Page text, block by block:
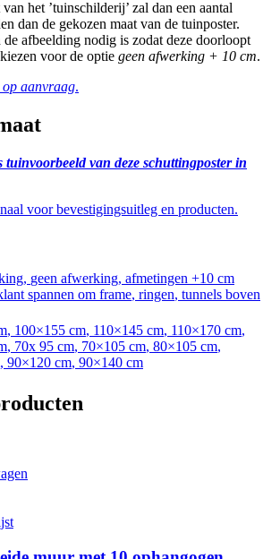
het ’tuinschilderij’ zal dan een aantal
dan de gekozen maat van de tuinposter.
de afbeelding nodig is zodat deze doorloopt
voor de optie geen afwerking + 10 cm.
aanvraag.
van deze schuttingposter in
voor bevestigingsuitleg en producten.
, geen afwerking, afmetingen +10 cm
spannen om frame, ringen, tunnels boven
, 100×155 cm, 110×145 cm, 110×170 cm,
, 70x 95 cm, 70×105 cm, 80×105 cm,
, 90×120 cm, 90×140 cm